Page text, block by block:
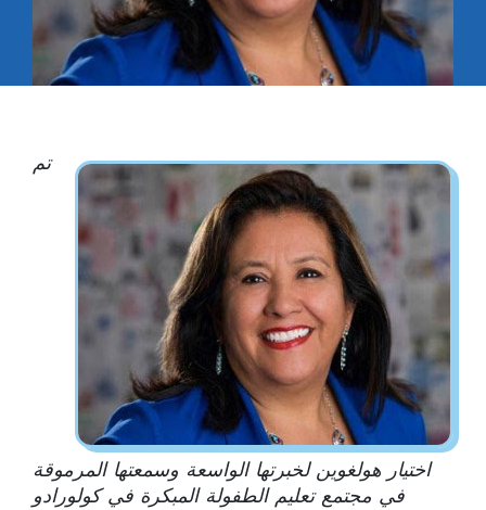
تم
اختيار هولغوين لخبرتها الواسعة وسمعتها المرموقة
في مجتمع تعليم الطفولة المبكرة في كولورادو